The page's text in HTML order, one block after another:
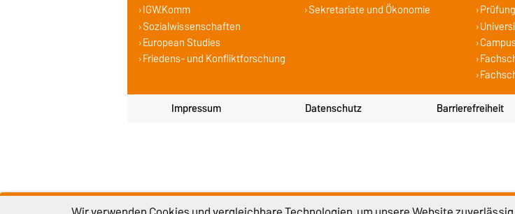
IGW.Komm
Sozialwissenschaften
European Studies
Friedens- und Konfliktforschung
Sekretariate und Ökonomie
Impressum Datenschutz Barrierefreiheit